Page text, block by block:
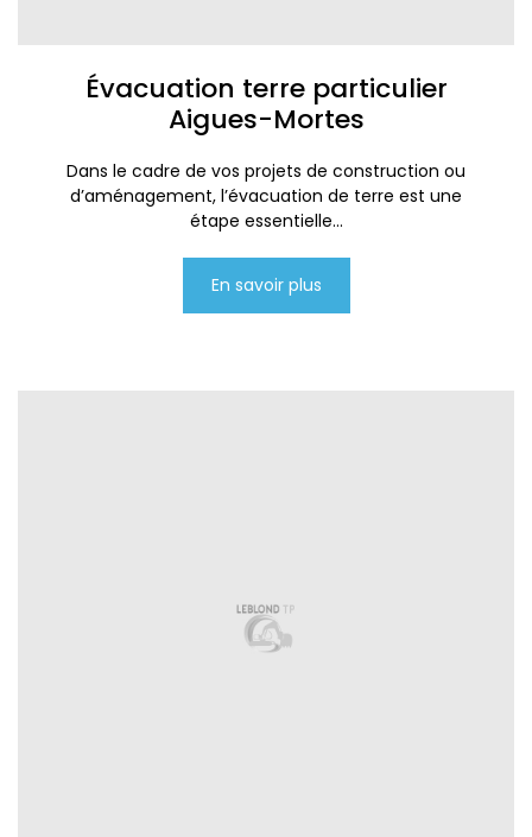
Évacuation terre particulier
Aigues-Mortes
Dans le cadre de vos projets de construction ou
d’aménagement, l’évacuation de terre est une
étape essentielle...
En savoir plus